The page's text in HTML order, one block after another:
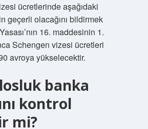
ücretlerinde aşağıdaki
geçerli olacağını bildirmek
16. maddesinin 1.
Schengen vizesi ücretleri
avroya yükselecektir.
banka
kontrol
mi?